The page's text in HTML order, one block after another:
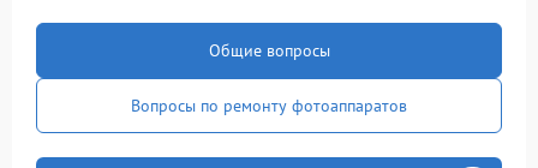
Общие вопросы
Вопросы по ремонту фотоаппаратов